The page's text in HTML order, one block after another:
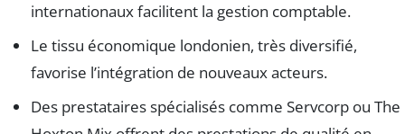
internationaux facilitent la gestion comptable.
Le tissu économique londonien, très diversifié,
favorise l’intégration de nouveaux acteurs.
Des prestataires spécialisés comme Servcorp ou The